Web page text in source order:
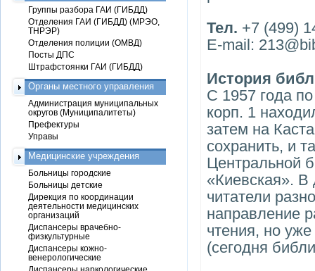
Тел. +7 (499)
E-mail:
История
С 1957 года
корп. 1
затем на
сохранить, и
Центральной
«Киевская». В
читатели
направление
чтения, но
(сегодня
Группы разбора ГАИ (ГИБДД)
Отделения ГАИ (ГИБДД) (МРЭО,
ТНРЭР)
Отделения полиции (ОМВД)
Посты ДПС
Штрафстоянки ГАИ (ГИБДД)
Органы местного управления
Администрация муниципальных
округов (Муниципалитеты)
Префектуры
Управы
Медицинские учреждения
Больницы городские
Больницы детские
Дирекция по координации
деятельности медицинских
организаций
Диспансеры врачебно-
физкультурные
Диспансеры кожно-
венерологические